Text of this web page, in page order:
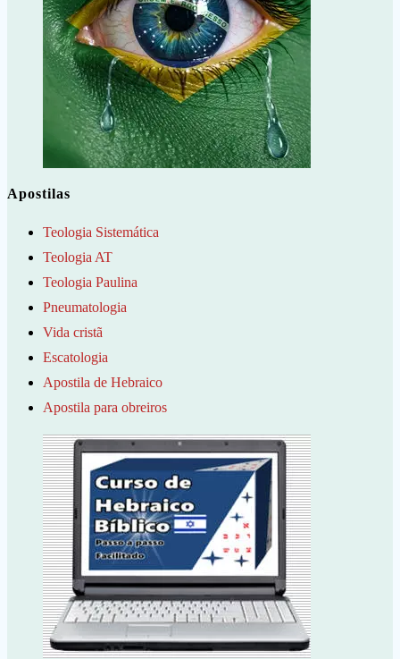
Apostilas
Teologia Sistemática
Teologia AT
Teologia Paulina
Pneumatologia
Vida cristã
Escatologia
Apostila de Hebraico
Apostila para obreiros